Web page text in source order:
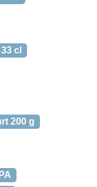
cl
200 g